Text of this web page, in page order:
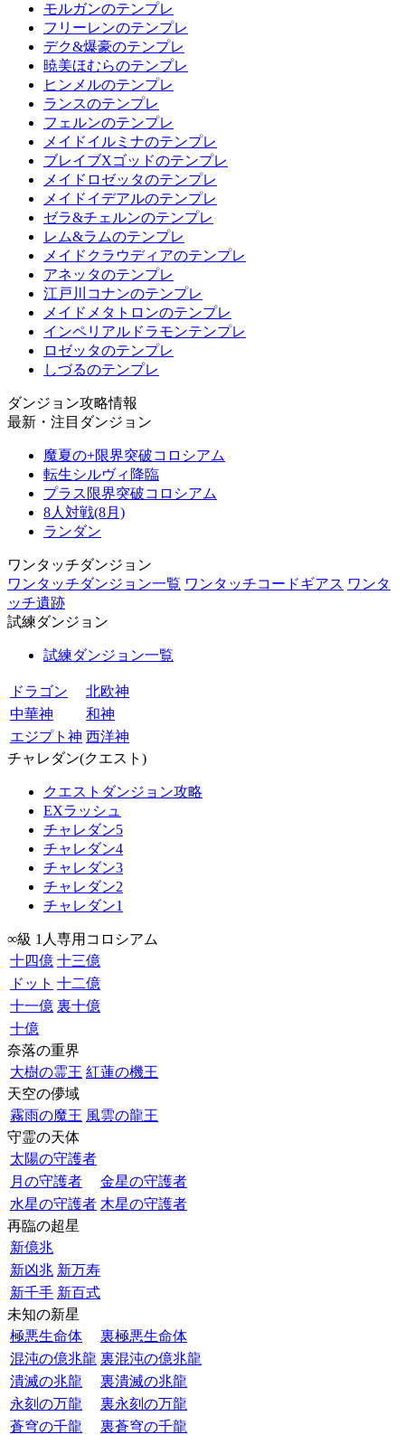
モルガンのテンプレ
フリーレンのテンプレ
デク&爆豪のテンプレ
暁美ほむらのテンプレ
ヒンメルのテンプレ
ランスのテンプレ
フェルンのテンプレ
メイドイルミナのテンプレ
ブレイブXゴッドのテンプレ
メイドロゼッタのテンプレ
メイドイデアルのテンプレ
ゼラ&チェルンのテンプレ
レム&ラムのテンプレ
メイドクラウディアのテンプレ
アネッタのテンプレ
江戸川コナンのテンプレ
メイドメタトロンのテンプレ
インペリアルドラモンテンプレ
ロゼッタのテンプレ
しづるのテンプレ
ダンジョン攻略情報
最新・注目ダンジョン
魔夏の+限界突破コロシアム
転生シルヴィ降臨
プラス限界突破コロシアム
8人対戦(8月)
ランダン
ワンタッチダンジョン
ワンタッチダンジョン一覧 ワンタッチコードギアス ワンタ
ッチ遺跡
試練ダンジョン
試練ダンジョン一覧
ドラゴン
北欧神
中華神
和神
エジプト神 西洋神
チャレダン(クエスト)
クエストダンジョン攻略
EXラッシュ
チャレダン5
チャレダン4
チャレダン3
チャレダン2
チャレダン1
∞級 1人専用コロシアム
十四億 十三億
ドット 十二億
十一億 裏十億
十億
奈落の重界
大樹の霊王 紅蓮の機王
天空の儚域
霧雨の魔王 風雲の龍王
守霊の天体
太陽の守護者
月の守護者
金星の守護者
水星の守護者 木星の守護者
再臨の超星
新億兆
新凶兆 新万寿
新千手 新百式
未知の新星
極悪生命体
裏極悪生命体
混沌の億兆龍 裏混沌の億兆龍
潰滅の兆龍
裏潰滅の兆龍
永刻の万龍
裏永刻の万龍
蒼穹の千龍
裏蒼穹の千龍